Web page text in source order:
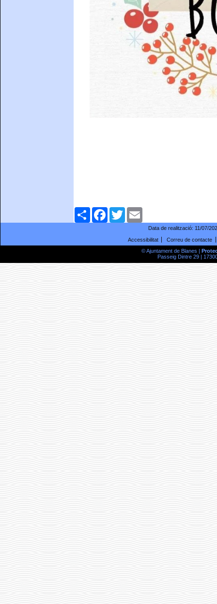
ComparteixFacebookTwitter
Data de realització: 11/07/
Accessibilitat
Correu de contacte
© Ajuntament de Blanes |
Passeig Dintre 29 |